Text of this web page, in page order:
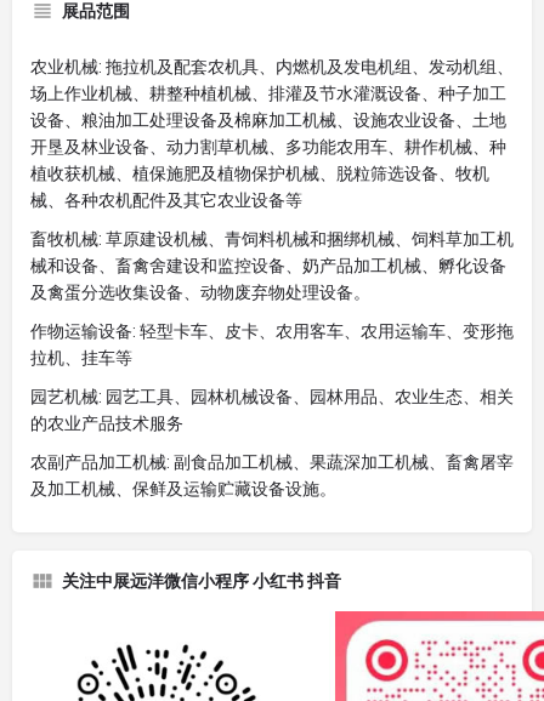
展品范围
农业机械: 拖拉机及配套农机具、内燃机及发电机组、发动机组、
场上作业机械、耕整种植机械、排灌及节水灌溉设备、种子加工
设备、粮油加工处理设备及棉麻加工机械、设施农业设备、土地
开垦及林业设备、动力割草机械、多功能农用车、耕作机械、种
植收获机械、植保施肥及植物保护机械、脱粒筛选设备、牧机
械、各种农机配件及其它农业设备等
畜牧机械: 草原建设机械、青饲料机械和捆绑机械、饲料草加工机
械和设备、畜禽舍建设和监控设备、奶产品加工机械、孵化设备
及禽蛋分选收集设备、动物废弃物处理设备。
作物运输设备: 轻型卡车、皮卡、农用客车、农用运输车、变形拖
拉机、挂车等
园艺机械: 园艺工具、园林机械设备、园林用品、农业生态、相关
的农业产品技术服务
农副产品加工机械: 副食品加工机械、果蔬深加工机械、畜禽屠宰
及加工机械、保鲜及运输贮藏设备设施。
关注中展远洋微信小程序 小红书 抖音